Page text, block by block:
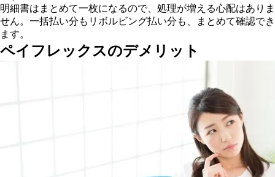
明細書はまとめて一枚になるので、処理が増える心配はありま
せん。一括払い分もリボルビング払い分も、まとめて確認でき
ます。
ペイフレックスのデメリット